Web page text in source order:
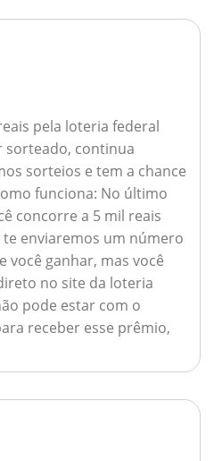
pela loteria federal
sorteado, continua
sorteios e tem a chance
funciona: No último
concorre a 5 mil reais
enviaremos um número
você ganhar, mas você
no site da loteria
pode estar com o
receber esse prêmio,